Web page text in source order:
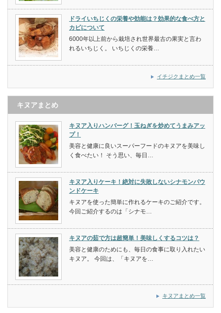
ドライいちじくの栄養や効能は？効果的な食べ方と
カビについて
6000年以上前から栽培され世界最古の果実と言わ
れるいちじく。 いちじくの栄養…
イチジクまとめ一覧
キヌアまとめ
キヌア入りハンバーグ！玉ねぎを炒めてうまみアッ
プ！
美容と健康に良いスーパーフードのキヌアを美味し
く食べたい！ そう思い、毎日…
キヌア入りケーキ！絶対に失敗しないシナモンパウ
ンドケーキ
キヌアを使った簡単に作れるケーキのご紹介です。
今回ご紹介するのは「シナモ…
キヌアの茹で方は超簡単！美味しくするコツは？
美容と健康のためにも、毎日の食事に取り入れたい
キヌア。 今回は、「キヌアを…
キヌアまとめ一覧